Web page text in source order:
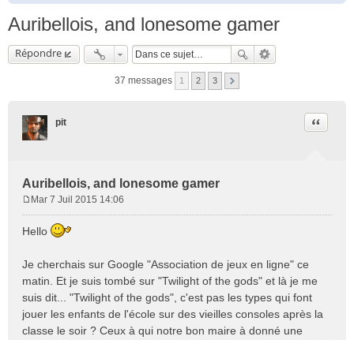
Auribellois, and lonesome gamer
Répondre
37 messages 1 2 3
pit
Auribellois, and lonesome gamer
Citation
s
a
g
e
Mar 7 Juil 2015 14:06
Hello
Je cherchais sur Google "Association de jeux en ligne" ce
matin. Et je suis tombé sur "Twilight of the gods" et là je me
suis dit... "Twilight of the gods", c'est pas les types qui font
jouer les enfants de l'école sur des vieilles consoles après la
classe le soir ? Ceux à qui notre bon maire à donné une